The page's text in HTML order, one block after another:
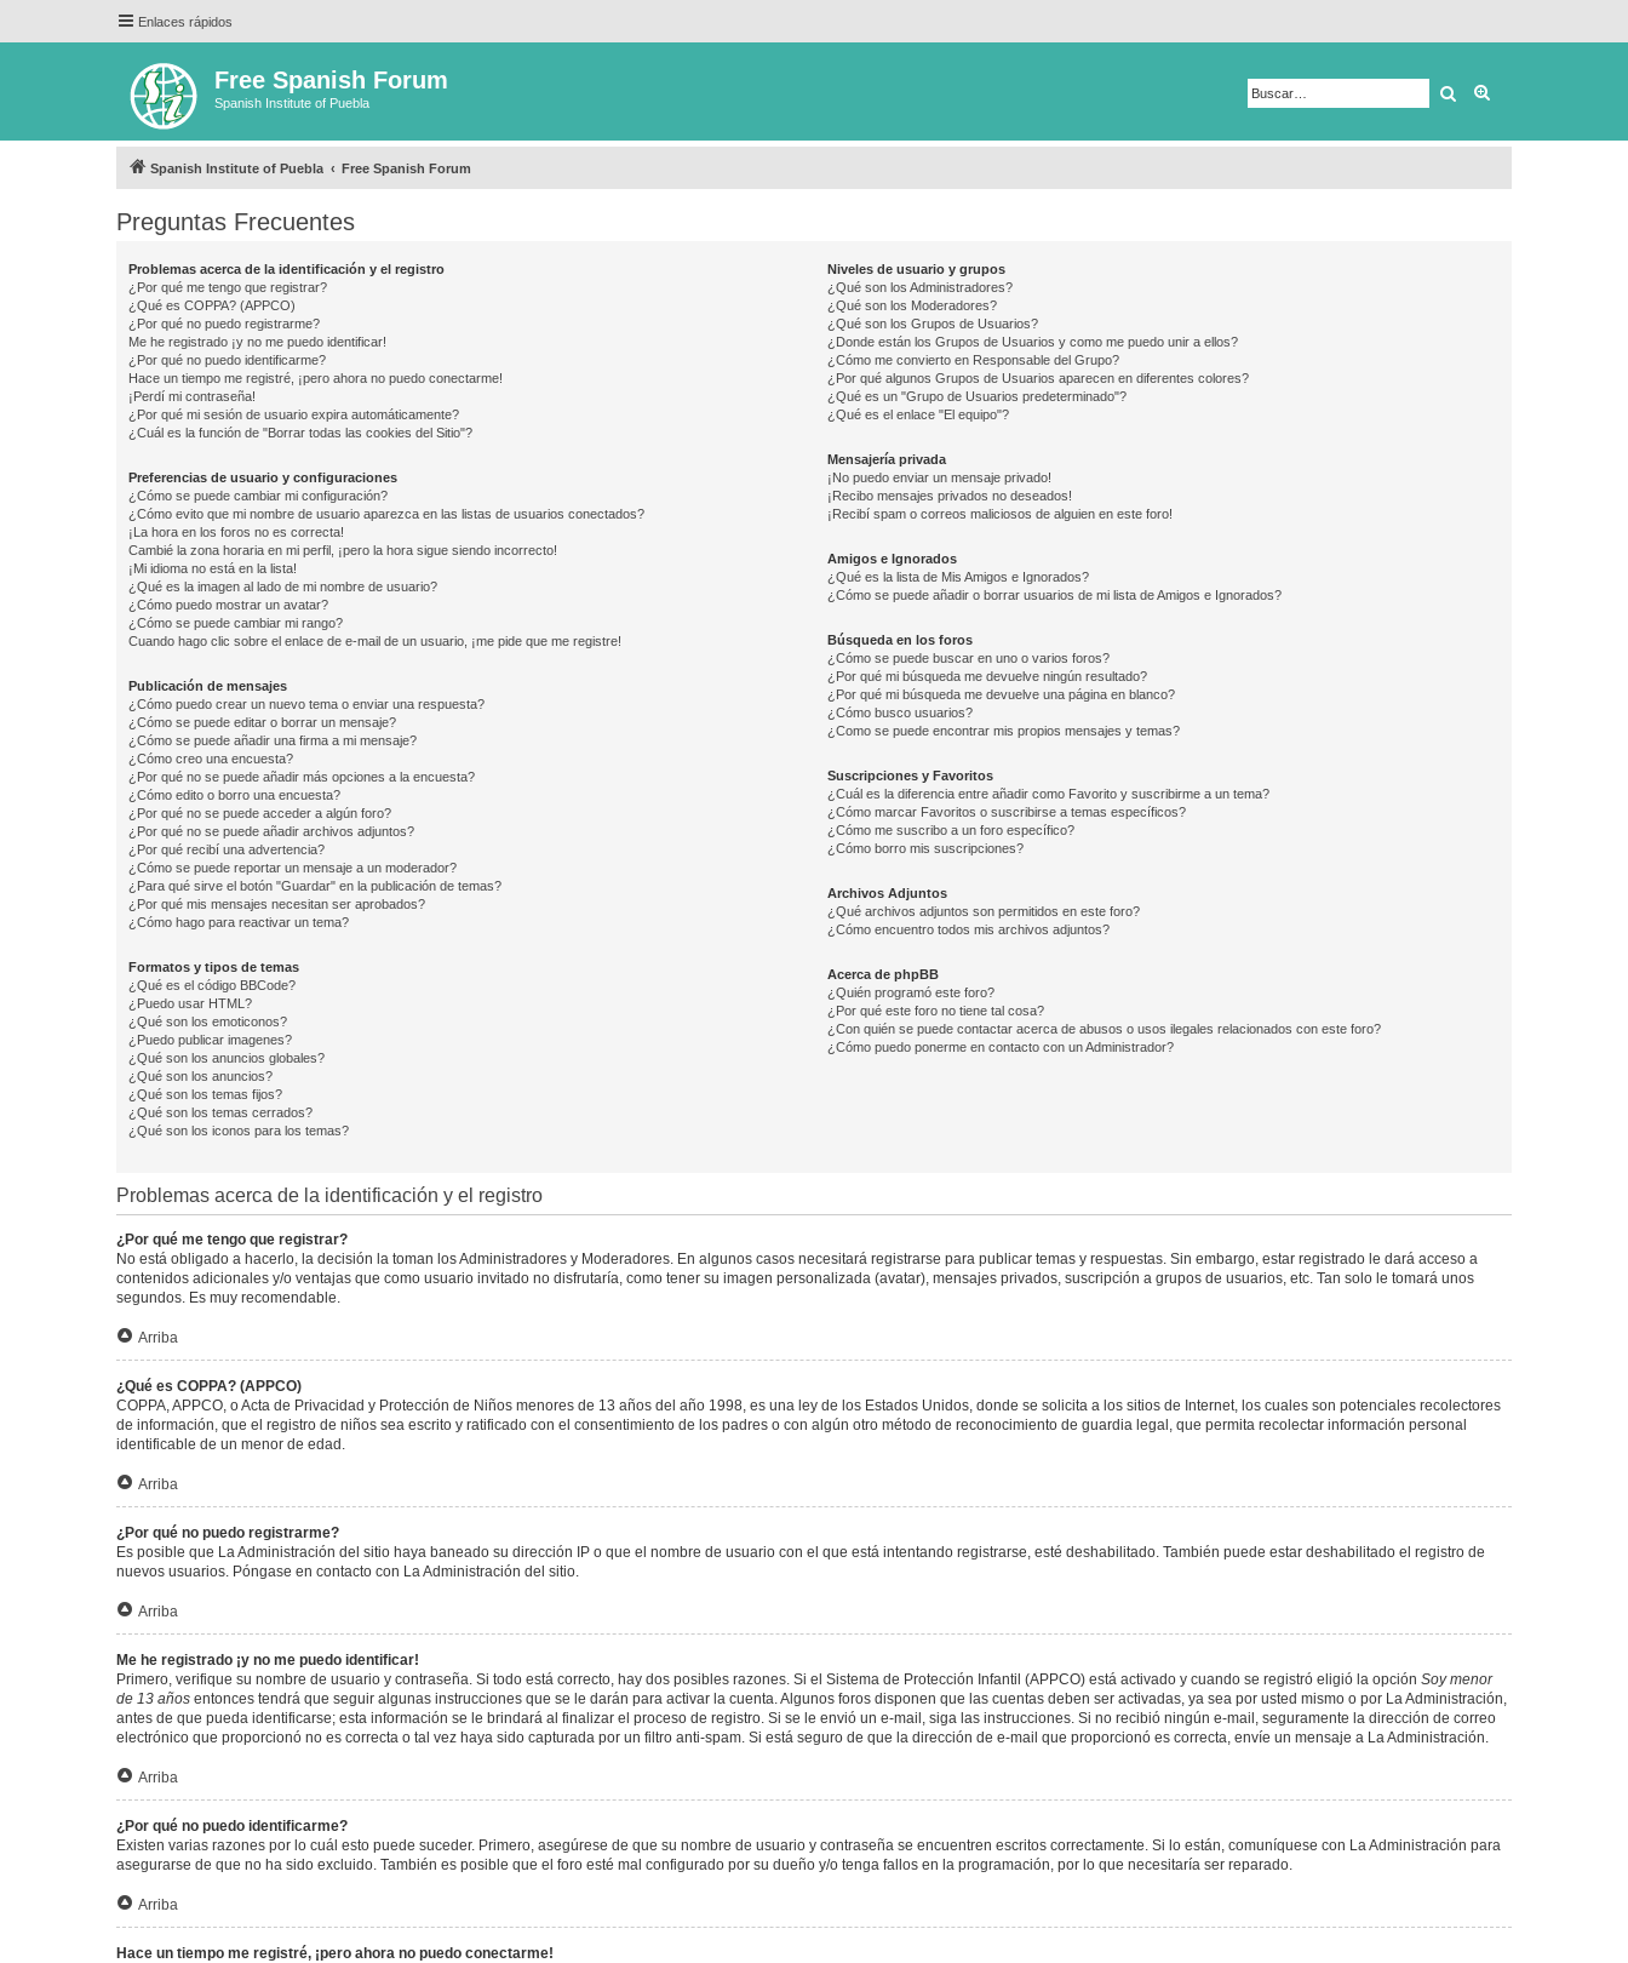
Enlaces rápidos
Free Spanish Forum
Spanish Institute of Puebla Buscar
Spanish Institute of Puebla Free Spanish Forum
Preguntas Frecuentes
Problemas acerca de la identificación y el registro
¿Por qué me tengo que registrar?
¿Qué es COPPA? (APPCO)
¿Por qué no puedo registrarme?
Me he registrado ¡y no me puedo identificar!
¿Por qué no puedo identificarme?
Hace un tiempo me registré, ¡pero ahora no puedo conectarme!
¡Perdí mi contraseña!
¿Por qué mi sesión de usuario expira automáticamente?
¿Cuál es la función de "Borrar todas las cookies del Sitio"?
Preferencias de usuario y configuraciones
¿Cómo se puede cambiar mi configuración?
¿Cómo evito que mi nombre de usuario aparezca en las listas de usuarios conectados?
¡La hora en los foros no es correcta!
Cambié la zona horaria en mi perfil, ¡pero la hora sigue siendo incorrecto!
¡Mi idioma no está en la lista!
¿Qué es la imagen al lado de mi nombre de usuario?
¿Cómo puedo mostrar un avatar?
¿Cómo se puede cambiar mi rango?
Cuando hago clic sobre el enlace de e-mail de un usuario, ¡me pide que me registre!
Publicación de mensajes
¿Cómo puedo crear un nuevo tema o enviar una respuesta?
¿Cómo se puede editar o borrar un mensaje?
¿Cómo se puede añadir una firma a mi mensaje?
¿Cómo creo una encuesta?
¿Por qué no se puede añadir más opciones a la encuesta?
¿Cómo edito o borro una encuesta?
¿Por qué no se puede acceder a algún foro?
¿Por qué no se puede añadir archivos adjuntos?
¿Por qué recibí una advertencia?
¿Cómo se puede reportar un mensaje a un moderador?
¿Para qué sirve el botón "Guardar" en la publicación de temas?
¿Por qué mis mensajes necesitan ser aprobados?
¿Cómo hago para reactivar un tema?
Formatos y tipos de temas
¿Qué es el código BBCode?
¿Puedo usar HTML?
¿Qué son los emoticonos?
¿Puedo publicar imagenes?
¿Qué son los anuncios globales?
¿Qué son los anuncios?
¿Qué son los temas fijos?
¿Qué son los temas cerrados?
¿Qué son los iconos para los temas?
Niveles de usuario y grupos
¿Qué son los Administradores?
¿Qué son los Moderadores?
¿Qué son los Grupos de Usuarios?
¿Donde están los Grupos de Usuarios y como me puedo unir a ellos?
¿Cómo me convierto en Responsable del Grupo?
¿Por qué algunos Grupos de Usuarios aparecen en diferentes colores?
¿Qué es un "Grupo de Usuarios predeterminado"?
¿Qué es el enlace "El equipo"?
Mensajería privada
¡No puedo enviar un mensaje privado!
¡Recibo mensajes privados no deseados!
¡Recibí spam o correos maliciosos de alguien en este foro!
Amigos e Ignorados
¿Qué es la lista de Mis Amigos e Ignorados?
¿Cómo se puede añadir o borrar usuarios de mi lista de Amigos e Ignorados?
Búsqueda en los foros
¿Cómo se puede buscar en uno o varios foros?
¿Por qué mi búsqueda me devuelve ningún resultado?
¿Por qué mi búsqueda me devuelve una página en blanco?
¿Cómo busco usuarios?
¿Como se puede encontrar mis propios mensajes y temas?
Suscripciones y Favoritos
¿Cuál es la diferencia entre añadir como Favorito y suscribirme a un tema?
¿Cómo marcar Favoritos o suscribirse a temas específicos?
¿Cómo me suscribo a un foro específico?
¿Cómo borro mis suscripciones?
Archivos Adjuntos
¿Qué archivos adjuntos son permitidos en este foro?
¿Cómo encuentro todos mis archivos adjuntos?
Acerca de phpBB
¿Quién programó este foro?
¿Por qué este foro no tiene tal cosa?
¿Con quién se puede contactar acerca de abusos o usos ilegales relacionados con este foro?
¿Cómo puedo ponerme en contacto con un Administrador?
Problemas acerca de la identificación y el registro
¿Por qué me tengo que registrar?
No está obligado a hacerlo, la decisión la toman los Administradores y Moderadores. En algunos casos necesitará registrarse para publicar temas y respuestas. Sin embargo, estar registrado le dará acceso a
contenidos adicionales y/o ventajas que como usuario invitado no disfrutaría, como tener su imagen personalizada (avatar), mensajes privados, suscripción a grupos de usuarios, etc. Tan solo le tomará unos
segundos. Es muy recomendable.
Arriba
¿Qué es COPPA? (APPCO)
COPPA, APPCO, o Acta de Privacidad y Protección de Niños menores de 13 años del año 1998, es una ley de los Estados Unidos, donde se solicita a los sitios de Internet, los cuales son potenciales recolectores
de información, que el registro de niños sea escrito y ratificado con el consentimiento de los padres o con algún otro método de reconocimiento de guardia legal, que permita recolectar información personal
identificable de un menor de edad.
Arriba
¿Por qué no puedo registrarme?
Es posible que La Administración del sitio haya baneado su dirección IP o que el nombre de usuario con el que está intentando registrarse, esté deshabilitado. También puede estar deshabilitado el registro de
nuevos usuarios. Póngase en contacto con La Administración del sitio.
Arriba
Me he registrado ¡y no me puedo identificar!
Primero, verifique su nombre de usuario y contraseña. Si todo está correcto, hay dos posibles razones. Si el Sistema de Protección Infantil (APPCO) está activado y cuando se registró eligió la opción Soy menor
de 13 años entonces tendrá que seguir algunas instrucciones que se le darán para activar la cuenta. Algunos foros disponen que las cuentas deben ser activadas, ya sea por usted mismo o por La Administración,
antes de que pueda identificarse; esta información se le brindará al finalizar el proceso de registro. Si se le envió un e-mail, siga las instrucciones. Si no recibió ningún e-mail, seguramente la dirección de correo
electrónico que proporcionó no es correcta o tal vez haya sido capturada por un filtro anti-spam. Si está seguro de que la dirección de e-mail que proporcionó es correcta, envíe un mensaje a La Administración.
Arriba
¿Por qué no puedo identificarme?
Existen varias razones por lo cuál esto puede suceder. Primero, asegúrese de que su nombre de usuario y contraseña se encuentren escritos correctamente. Si lo están, comuníquese con La Administración para
asegurarse de que no ha sido excluido. También es posible que el foro esté mal configurado por su dueño y/o tenga fallos en la programación, por lo que necesitaría ser reparado.
Arriba
Hace un tiempo me registré, ¡pero ahora no puedo conectarme!